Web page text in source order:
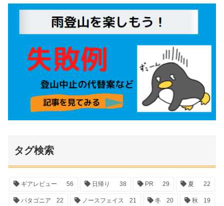
タグ検索
ギアレビュー 56 日帰り 38 PR 29 夏 22
パタゴニア 22 ノースフェイス 21 冬 20 秋 19